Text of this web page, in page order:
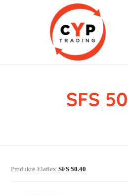
CYP TradingSFS
Produkte›Elaflex›SFS 50.40